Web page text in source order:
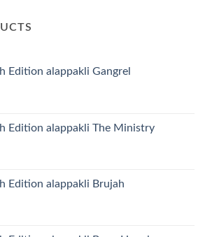
Edition alappakli Gangrel
Edition alappakli The Ministry
Edition alappakli Brujah